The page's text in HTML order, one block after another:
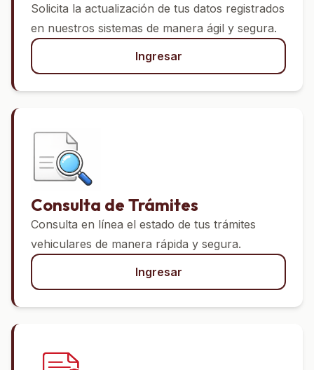
Solicita la actualización de tus datos registrados
en nuestros sistemas de manera ágil y segura.
Ingresar
Consulta de Trámites
Consulta en línea el estado de tus trámites
vehiculares de manera rápida y segura.
Ingresar